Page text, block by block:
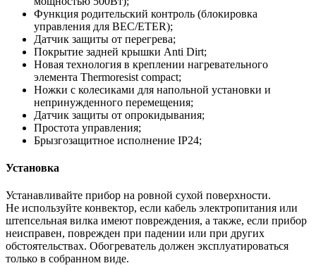
Функция родительский контроль (блокировка
управления для BEC/ETER);
Датчик защиты от перегрева;
Покрытие задней крышки Anti Dirt;
Новая технология в креплении нагревательного
элемента Thermoresist compact;
Ножки с колесиками для напольной установки и
непринужденного перемещения;
Датчик защиты от опрокидывания;
Простота управления;
Брызгозащитное исполнение IP24;
Установка
Устанавливайте прибор на ровной сухой поверхности.
Не используйте конвектор, если кабель электропитания или
штепсельная вилка имеют повреждения, а также, если прибор
неисправен, поврежден при падении или при других
обстоятельствах. Обогреватель должен эксплуатироваться
только в собранном виде.